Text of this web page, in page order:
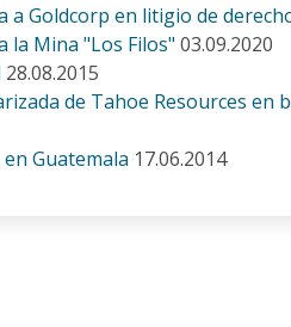
Goldcorp en litigio de
la Mina "Los Filos" 03.09.2020
28.08.2015
de Tahoe Resources en
Guatemala 17.06.2014